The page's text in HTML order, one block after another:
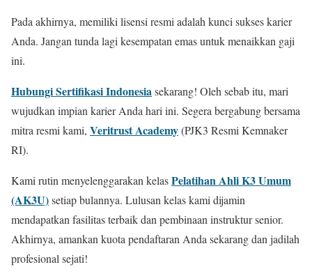
Pada akhirnya, memiliki lisensi resmi adalah kunci sukses karier
Anda. Jangan tunda lagi kesempatan emas untuk menaikkan gaji
ini.
Hubungi Sertifikasi Indonesia sekarang! Oleh sebab itu, mari
wujudkan impian karier Anda hari ini. Segera bergabung bersama
mitra resmi kami, Veritrust Academy(PJK3 Resmi Kemnaker
RI).
Kami rutin menyelenggarakan kelasPelatihan Ahli K3 Umum
(AK3U)setiap bulannya. Lulusan kelas kami dijamin
mendapatkan fasilitas terbaik dan pembinaan instruktur senior.
Akhirnya, amankan kuota pendaftaran Anda sekarang dan jadilah
profesional sejati!